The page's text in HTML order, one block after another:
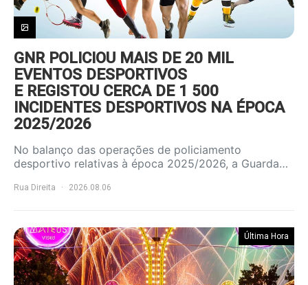
GNR POLICIOU MAIS DE 20 MIL
EVENTOS DESPORTIVOS
E REGISTOU CERCA DE 1 500
INCIDENTES DESPORTIVOS NA ÉPOCA
2025/2026
No balanço das operações de policiamento
desportivo relativas à época 2025/2026, a Guarda…
Rua Direita 2026.08.06
Última Hora